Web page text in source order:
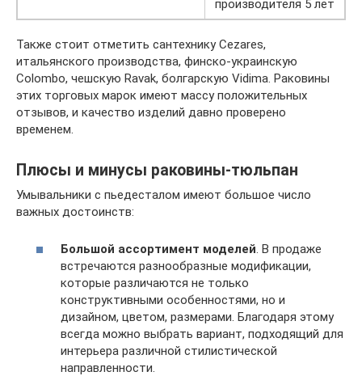
производителя 5 лет
Также стоит отметить сантехнику Cezares,
итальянского производства, финско-украинскую
Colombo, чешскую Ravak, болгарскую Vidima. Раковины
этих торговых марок имеют массу положительных
отзывов, и качество изделий давно проверено
временем.
Плюсы и минусы раковины-тюльпан
Умывальники с пьедесталом имеют большое число
важных достоинств:
Большой ассортимент моделей. В продаже
встречаются разнообразные модификации,
которые различаются не только
конструктивными особенностями, но и
дизайном, цветом, размерами. Благодаря этому
всегда можно выбрать вариант, подходящий для
интерьера различной стилистической
направленности.